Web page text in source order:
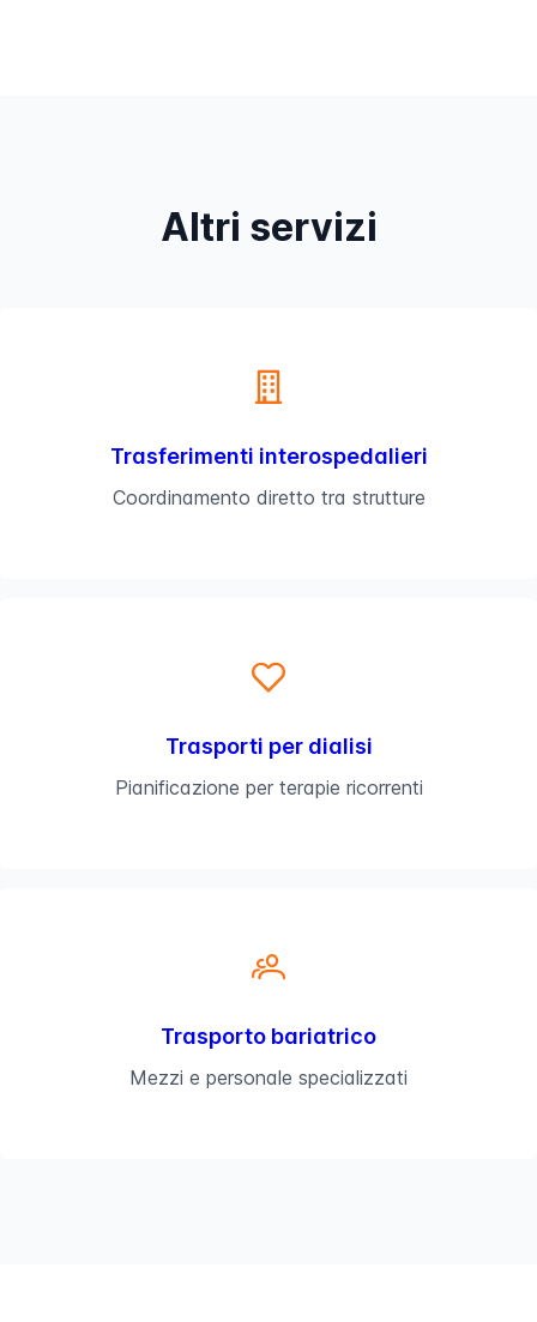
Altri servizi
Trasferimenti interospedalieri
Coordinamento diretto tra strutture
Trasporti per dialisi
Pianificazione per terapie ricorrenti
Trasporto bariatrico
Mezzi e personale specializzati